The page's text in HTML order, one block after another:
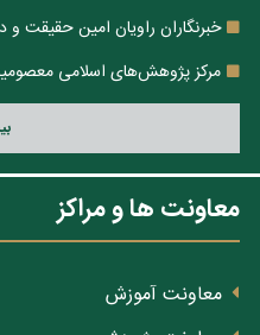
خبرنگاران راویان امین حقیقت و
مرکز پژوهش‌های اسلامی
معاونت ها و مراکز
معاونت آموزش